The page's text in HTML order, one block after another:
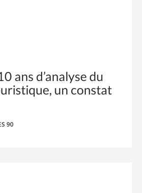
ans d’analyse du
un constat
90